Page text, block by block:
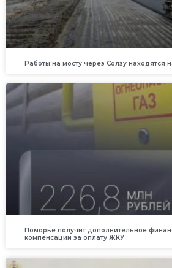
Работы на мосту через Солзу находятся
Поморье получит дополнительное
компенсации за оплату ЖКУ